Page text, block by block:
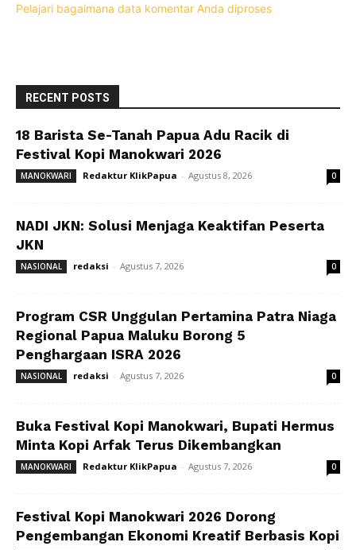
Pelajari bagaimana data komentar Anda diproses
RECENT POSTS
18 Barista Se-Tanah Papua Adu Racik di
Festival Kopi Manokwari 2026
MANOKWARI Redaktur KlikPapua - Agustus 8, 2026 0
NADI JKN: Solusi Menjaga Keaktifan Peserta
JKN
NASIONAL redaksi - Agustus 7, 2026 0
Program CSR Unggulan Pertamina Patra Niaga
Regional Papua Maluku Borong 5
Penghargaan ISRA 2026
NASIONAL redaksi - Agustus 7, 2026 0
Buka Festival Kopi Manokwari, Bupati Hermus
Minta Kopi Arfak Terus Dikembangkan
MANOKWARI Redaktur KlikPapua - Agustus 7, 2026 0
Festival Kopi Manokwari 2026 Dorong
Pengembangan Ekonomi Kreatif Berbasis Kopi